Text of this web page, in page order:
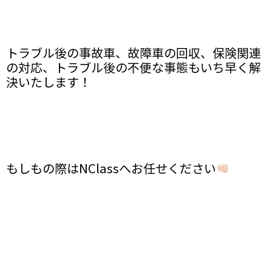
トラブル後の事故車、故障車の回収、保険関連
の対応、トラブル後の不便な事態もいち早く解
決いたします！
もしもの際はNClassへお任せください